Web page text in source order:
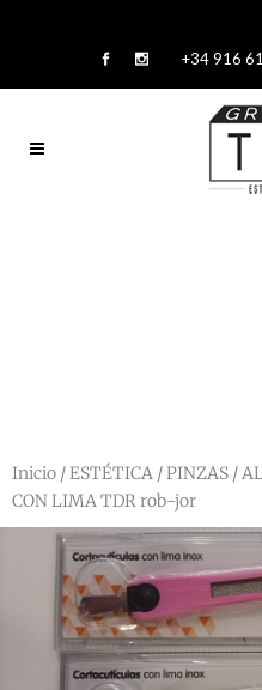
+34 916
Inicio /ESTÉTICA /PINZAS /
CON LIMA TDR rob-jor